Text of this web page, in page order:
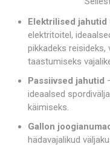
Elektrilised
elektritoitel,
pikkadeks
taastumiseks
Passiivsed jahutid
ideaalsed
käimiseks.
Gallon joogianumad
hädavajalikud